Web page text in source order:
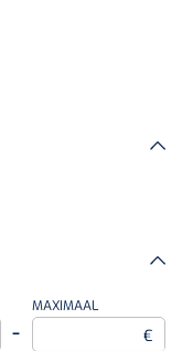
–
MAXIMAAL
€